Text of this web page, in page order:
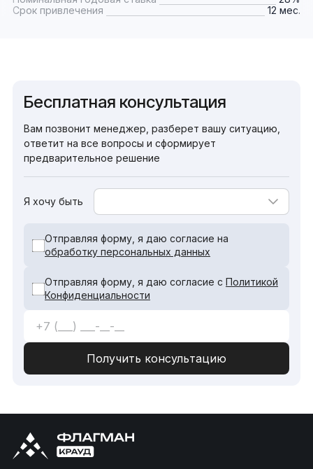
Срок привлечения
12 мес.
Бесплатная консультация
Вам позвонит менеджер, разберет вашу ситуацию,
ответит на все вопросы и сформирует
предварительное решение
Я хочу быть
Отправляя форму, я даю согласие на
обработку персональных данных
Отправляя форму, я даю согласие с Политикой
Конфиденциальности